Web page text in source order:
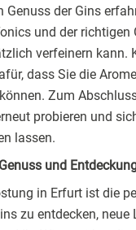
Genuss der Gins
und der richtigen
verfeinern kann.
dass Sie die
Zum
probieren und
lassen.
und
in Erfurt ist die
zu entdecken, neue